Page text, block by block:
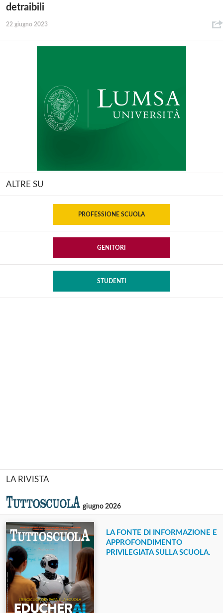
detraibili
22 giugno 2023
ALTRE SU
PROFESSIONE SCUOLA
GENITORI
STUDENTI
LA RIVISTA
giugno 2026
LA FONTE DI INFORMAZIONE E
APPROFONDIMENTO
PRIVILEGIATA SULLA SCUOLA.